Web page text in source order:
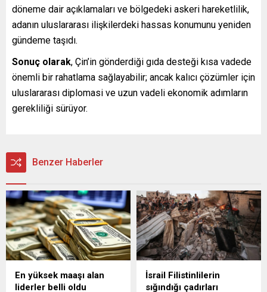
döneme dair açıklamaları ve bölgedeki askeri hareketlilik,
adanın uluslararası ilişkilerdeki hassas konumunu yeniden
gündeme taşıdı.
Sonuç olarak, Çin’in gönderdiği gıda desteği kısa vadede
önemli bir rahatlama sağlayabilir; ancak kalıcı çözümler için
uluslararası diplomasi ve uzun vadeli ekonomik adımların
gerekliliği sürüyor.
Benzer Haberler
En yüksek maaşı alan
liderler belli oldu
İsrail Filistinlilerin
sığındığı çadırları